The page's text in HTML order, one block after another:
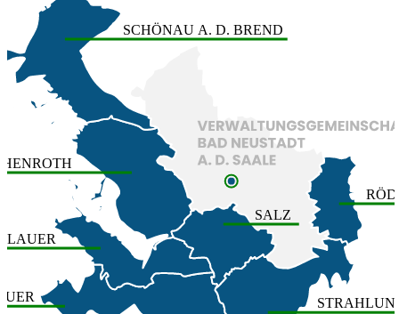
SCHÖNAU A. D. BREND
SALZ